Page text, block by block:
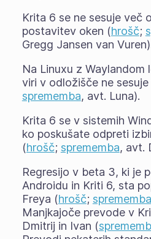
Krita 6 se ne sesuje več
postavitev oken (hrošč;
Gregg Jansen van
Na Linuxu z Waylandom
viri v odložišče ne
sprememba, avt. Luna).
Krita 6 se v sistemih
ko poskušate odpreti
(hrošč; sprememba, avt.
Regresijo v beta 3, ki je
Androidu in Kriti 6, sta
Freya (hrošč;
Manjkajoče prevode v
Dmitrij in Ivan (